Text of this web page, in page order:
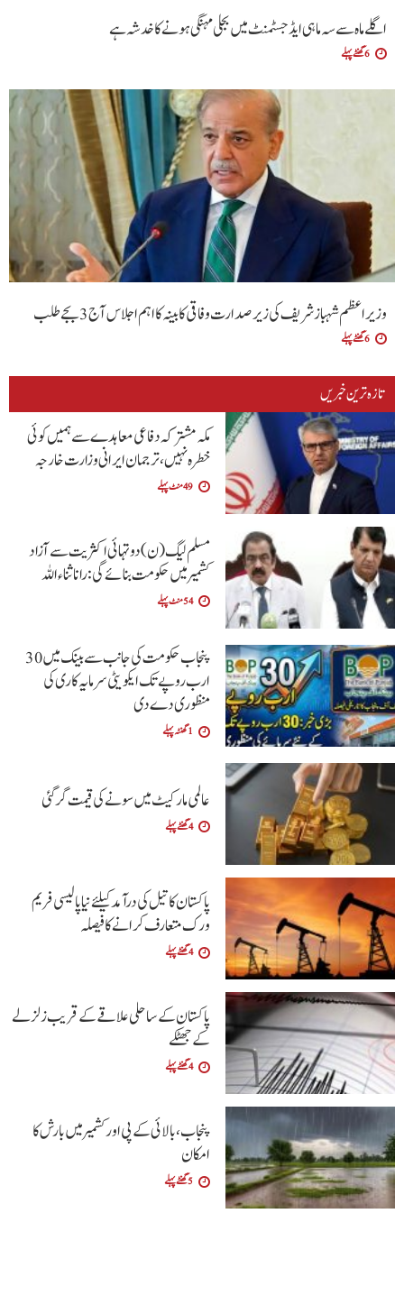
اگلےماہ سے سہ ماہی ایڈجسٹمنٹ میں بجلی مہنگی ہونےکا خدشہ ہے
6 گھنٹے پہلے
وزیراعظم شہباز شریف کی زیر صدارت وفاقی کابینہ کا اہم اجلاس آج 3 بجے طلب
6 گھنٹے پہلے
تازہ ترین خبریں
مکہ مشترکہ دفاعی معاہدے سے ہمیں کوئی
خطرہ نہیں ، ترجمان ایرانی وزارت خارجہ
49 منٹ پہلے
مسلم لیگ (ن) دو تہائی اکثریت سے آزاد
کشمیر میں حکومت بنائے گی: رانا ثناء اللہ
54 منٹ پہلے
پنجاب حکومت کی جانب سے بینک میں 30
ارب روپے تک ایکویٹی سرمایہ کاری کی
منظوری دے دی
1 گھنٹہ پہلے
عالمی مارکیٹ میں سونے کی قیمت گر گئی
4 گھنٹے پہلے
پاکستان کا تیل کی درآمد کیلئے نیا پالیسی فریم
ورک متعارف کرانے کا فیصلہ
4 گھنٹے پہلے
پاکستان کے ساحلی علاقے کے قریب زلزلے
کے جھٹکے
4 گھنٹے پہلے
پنجاب، بالائی کے پی اور کشمیر میں بارش کا
امکان
5 گھنٹے پہلے